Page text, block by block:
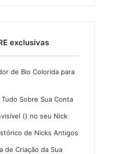
exclusivas
de Bio Colorida para
Sobre Sua Conta
(ㅤ) no seu Nick
de Nicks Antigos
de Criação da Sua